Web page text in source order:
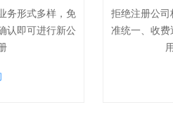
务形式多样，免
认即可进行新公
拒绝注册公
准统一、收费